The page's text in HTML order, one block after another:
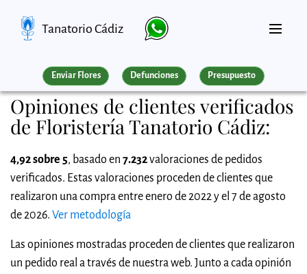
Tanatorio Cádiz
Enviar Flores Defunciones Presupuesto
Opiniones de clientes verificados
de Floristería Tanatorio Cádiz:
4,92 sobre 5, basado en 7.232valoraciones de pedidos
verificados. Estas valoraciones proceden de clientes que
realizaron una compra entre enero de 2022 y el 7 de agosto
de 2026. Ver metodología
Las opiniones mostradas proceden de clientes que realizaron
un pedido real a través de nuestra web. Junto a cada opinión